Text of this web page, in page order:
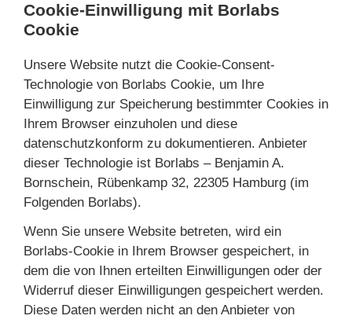
Cookie-Einwilligung mit Borlabs
Cookie
Unsere Website nutzt die Cookie-Consent-
Technologie von Borlabs Cookie, um Ihre
Einwilligung zur Speicherung bestimmter Cookies in
Ihrem Browser einzuholen und diese
datenschutzkonform zu dokumentieren. Anbieter
dieser Technologie ist Borlabs – Benjamin A.
Bornschein, Rübenkamp 32, 22305 Hamburg (im
Folgenden Borlabs).
Wenn Sie unsere Website betreten, wird ein
Borlabs-Cookie in Ihrem Browser gespeichert, in
dem die von Ihnen erteilten Einwilligungen oder der
Widerruf dieser Einwilligungen gespeichert werden.
Diese Daten werden nicht an den Anbieter von